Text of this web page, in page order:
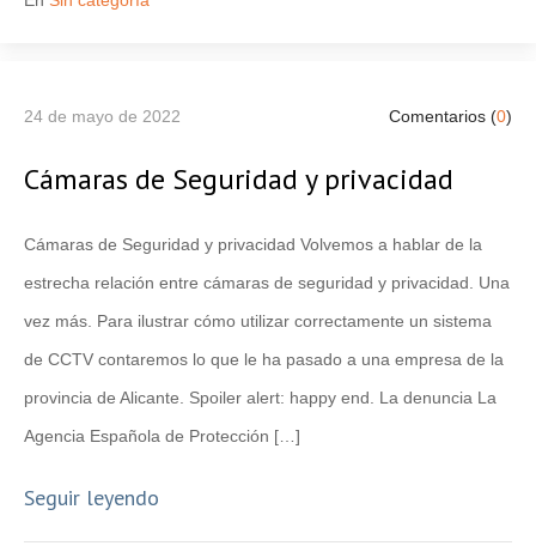
24 de mayo de 2022 Comentarios (0)
Cámaras de Seguridad y privacidad
Cámaras de Seguridad y privacidad Volvemos a hablar de la
estrecha relación entre cámaras de seguridad y privacidad. Una
vez más. Para ilustrar cómo utilizar correctamente un sistema
de CCTV contaremos lo que le ha pasado a una empresa de la
provincia de Alicante. Spoiler alert: happy end. La denuncia La
Agencia Española de Protección […]
Seguir leyendo